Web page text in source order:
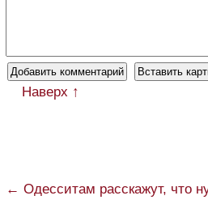
Наверх ↑
← Одесситам расскажут, что